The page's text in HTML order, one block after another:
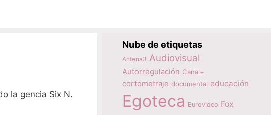
la gencia Six N.
Nube de etiquetas
Antena3 Audiovisual
Autorregulación Canal+
cortometraje documental educación
Egoteca Eurovideo Fox